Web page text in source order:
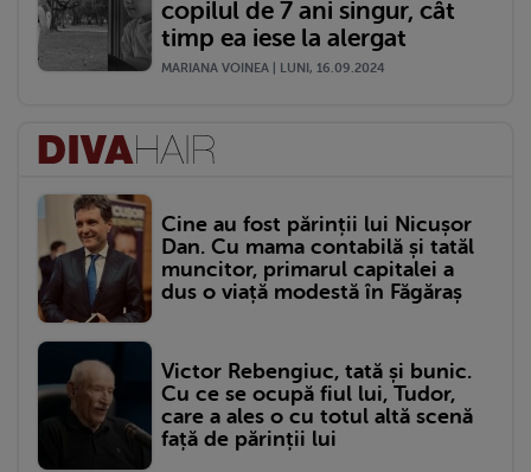
copilul de 7 ani singur, cât
timp ea iese la alergat
MARIANA VOINEA | LUNI, 16.09.2024
Cine au fost părinții lui Nicușor
Dan. Cu mama contabilă și tatăl
muncitor, primarul capitalei a
dus o viață modestă în Făgăraș
Victor Rebengiuc, tată și bunic.
Cu ce se ocupă fiul lui, Tudor,
care a ales o cu totul altă scenă
față de părinții lui